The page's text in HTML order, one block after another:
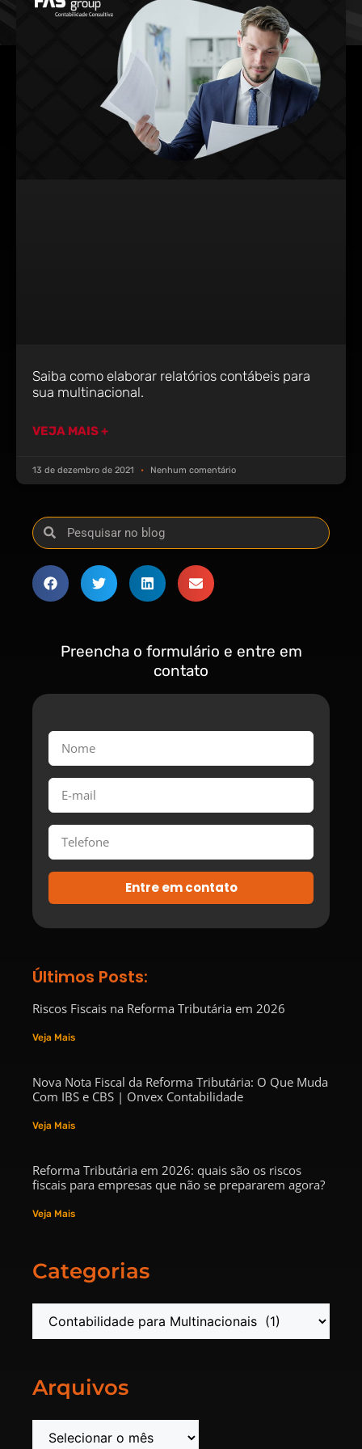
Saiba como elaborar relatórios contábeis para
sua multinacional.
VEJA MAIS +
13 de dezembro de 2021 Nenhum comentário
Preencha o formulário e entre em
contato
Entre em contato
Últimos Posts:
Riscos Fiscais na Reforma Tributária em 2026
Veja Mais
Nova Nota Fiscal da Reforma Tributária: O Que Muda
Com IBS e CBS | Onvex Contabilidade
Veja Mais
Reforma Tributária em 2026: quais são os riscos
fiscais para empresas que não se prepararem agora?
Veja Mais
Categorias
Arquivos